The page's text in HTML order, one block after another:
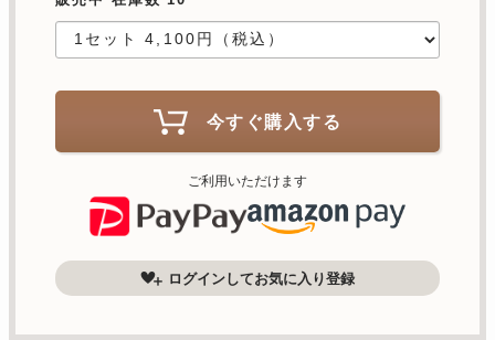
今すぐ購入する
ご利用いただけます
ログインしてお気に入り登録